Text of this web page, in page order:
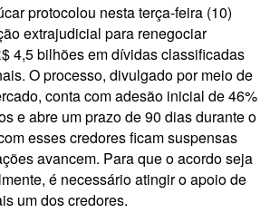
protocolou nesta terça-feira (10)
extrajudicial para renegociar
4,5 bilhões em dívidas classificadas
O processo, divulgado por meio de
conta com adesão inicial de 46%
e abre um prazo de 90 dias durante o
esses credores ficam suspensas
avancem. Para que o acordo seja
é necessário atingir o apoio de
um dos credores.